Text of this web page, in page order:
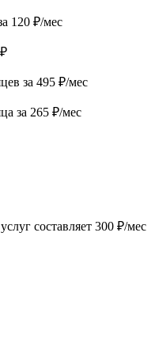
120 ₽/мес
за 495 ₽/мес
за 265 ₽/мес
составляет 300 ₽/мес